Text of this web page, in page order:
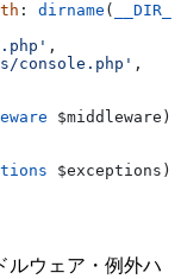
: dirname (
__DIR__
,
console.php' ,
$middleware )
$exceptions )
ルウェア・例外ハ